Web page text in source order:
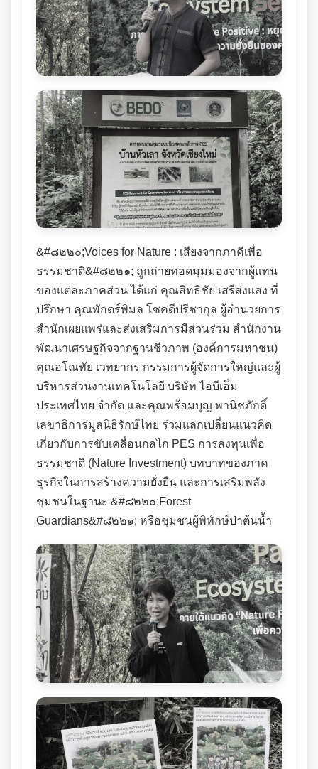
&#๘๒๒๐;Voices for Nature : เสียงจากภาคีเพื่อ
ธรรมชาติ&#๘๒๒๑; ถูกถ่ายทอดมุมมองจากผู้แทน
ของแต่ละภาคส่วน ได้แก่ คุณสิทธิชัย เสรีส่งแสง ที่
ปรึกษา คุณพักตร์พิมล โชคดีปรีชากุล ผู้อำนวยการ
สำนักเผยแพร่และส่งเสริมการมีส่วนร่วม สำนักงาน
พัฒนาเศรษฐกิจจากฐานชีวภาพ (องค์การมหาชน)
คุณอโณทัย เวทยากร กรรมการผู้จัดการใหญ่และผู้
บริหารส่วนงานเทคโนโลยี บริษัท ไอบีเอ็ม
ประเทศไทย จำกัด และคุณพร้อมบุญ พานิชภักดิ์
เลขาธิการมูลนิธิรักษ์ไทย ร่วมแลกเปลี่ยนแนวคิด
เกี่ยวกับการขับเคลื่อนกลไก PES การลงทุนเพื่อ
ธรรมชาติ (Nature Investment) บทบาทของภาค
ธุรกิจในการสร้างความยั่งยืน และการเสริมพลัง
ชุมชนในฐานะ &#๘๒๒๐;Forest
Guardians&#๘๒๒๑; หรือชุมชนผู้พิทักษ์ป่าต้นน้ำ